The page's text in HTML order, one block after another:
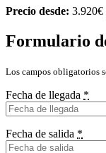
Precio desde: 3.920€
Formulario
Los campos obligatorios
Fecha de llegada *
Fecha de salida *